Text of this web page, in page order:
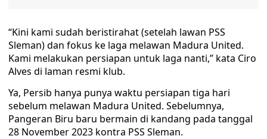
“Kini kami sudah beristirahat (setelah lawan PSS
Sleman) dan fokus ke laga melawan Madura United.
Kami melakukan persiapan untuk laga nanti,” kata Ciro
Alves di laman resmi klub.
Ya, Persib hanya punya waktu persiapan tiga hari
sebelum melawan Madura United. Sebelumnya,
Pangeran Biru baru bermain di kandang pada tanggal
28 November 2023 kontra PSS Sleman.